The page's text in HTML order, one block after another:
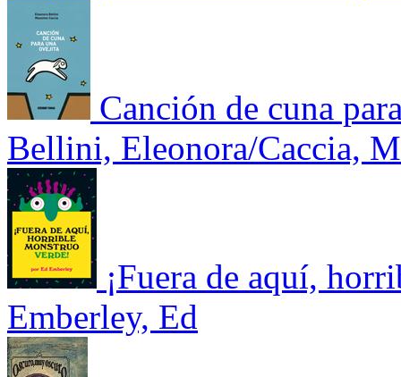
Canción de cuna
Bellini, Eleonora/Caccia,
¡Fuera de aquí,
Emberley, Ed